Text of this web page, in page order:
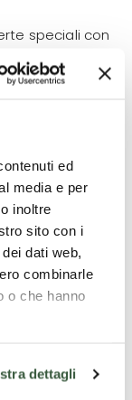
ed
media e per
inoltre
sito con i
dati web,
combinarle
o che hanno
dettagli
speciali con
potete
di
locale abilitata